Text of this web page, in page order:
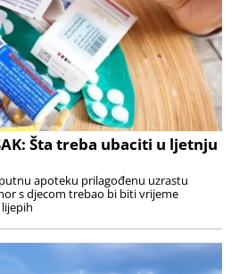
Šta treba ubaciti u ljetnju
apoteku prilagođenu uzrastu
s djecom trebao bi biti vrijeme